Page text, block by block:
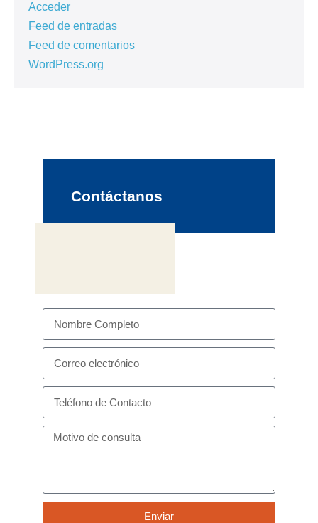
Acceder
Feed de entradas
Feed de comentarios
WordPress.org
Contáctanos
Enviar